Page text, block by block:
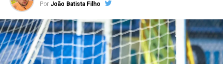
Por João Batista Filho